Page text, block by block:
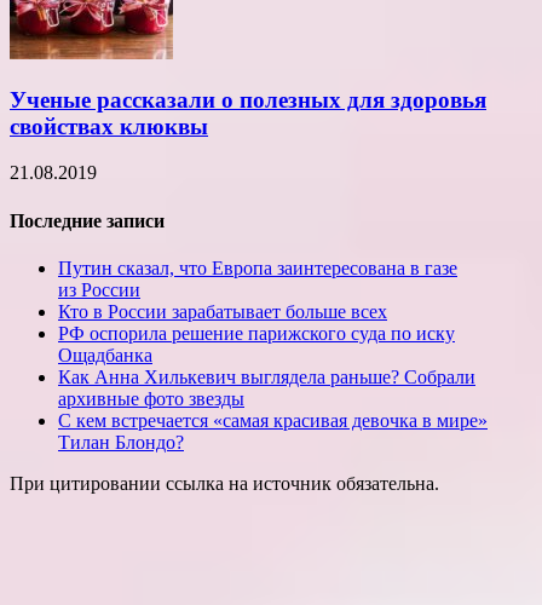
Ученые рассказали о полезных для здоровья
свойствах клюквы
21.08.2019
Последние записи
Путин сказал, что Европа заинтересована в газе
из России
Кто в России зарабатывает больше всех
РФ оспорила решение парижского суда по иску
Ощадбанка
Как Анна Хилькевич выглядела раньше? Собрали
архивные фото звезды
С кем встречается «самая красивая девочка в мире»
Тилан Блондо?
При цитировании ссылка на источник обязательна.